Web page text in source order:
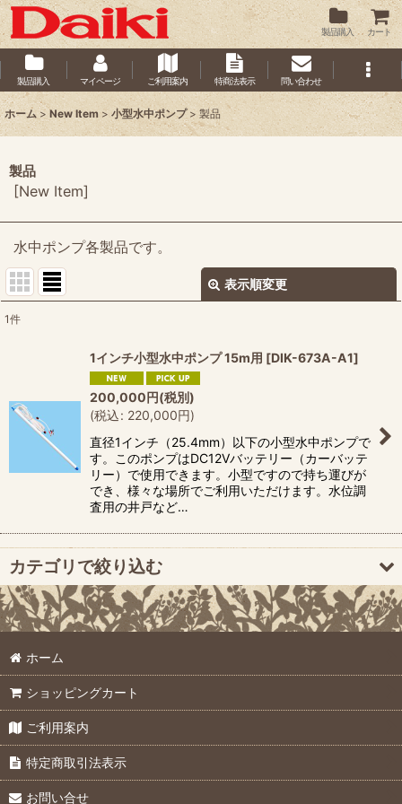
製品購入 カート
製品購入 マイページ ご利用案内 特商法表示 問い合わせ
ホーム > New Item > 小型水中ポンプ > 製品
製品
[New Item]
水中ポンプ各製品です。
表示順変更
1件
1インチ小型水中ポンプ 15m用 [DIK-673A-A1]
200,000円(税別)
(税込: 220,000円)
直径1インチ（25.4mm）以下の小型水中ポンプで
す。このポンプはDC12Vバッテリー（カーバッテ
リー）で使用できます。小型ですので持ち運びが
でき、様々な場所でご利用いただけます。水位調
査用の井戸など…
カテゴリで絞り込む
小型水中ポンプ (全商品)
製品
オプション
ホーム
ショッピングカート
ご利用案内
特定商取引法表示
お問い合せ